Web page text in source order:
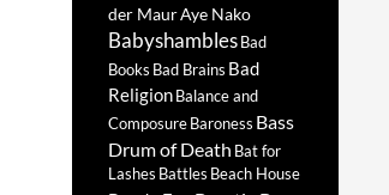
der MaurAye Nako
BabyshamblesBad
Books Bad Brains Bad
ReligionBalance and
ComposureBaroness Bass
Drum of Death Bat for
Lashes Battles Beach House